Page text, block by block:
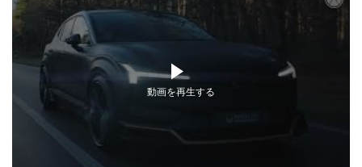
動画を再生する